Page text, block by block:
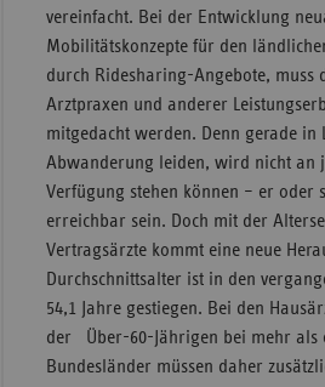
vereinfacht. Bei der Entwicklung
Mobilitätskonzepte für den
durch Ridesharing-Angebote, muss
Arztpraxen und anderer
mitgedacht werden. Denn gerade in
Abwanderung leiden, wird nicht an
Verfügung stehen können – er oder
erreichbar sein. Doch mit der
Vertragsärzte kommt eine neue
Durchschnittsalter ist in den
54,1 Jahre gestiegen. Bei den
der Über-60-Jährigen bei mehr als
Bundesländer müssen daher